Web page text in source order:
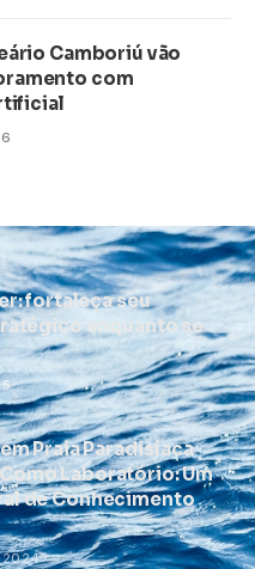
Camboriú vão
com
fortaleça seu
enquanto se
Praia Paradisíaca
Laboratório: Um
de Conhecimento
2024